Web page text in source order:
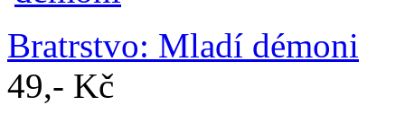
Bratrstvo: Mladí démoni
49,- Kč